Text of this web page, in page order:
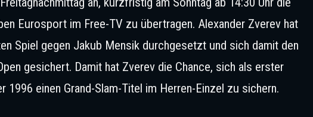
Eurosport im Free-TV zu übertragen. Alexander Zverev hat
Spiel gegen Jakub Mensik durchgesetzt und sich damit den
gesichert. Damit hat Zverev die Chance, sich als erster
1996 einen Grand-Slam-Titel im Herren-Einzel zu sichern.